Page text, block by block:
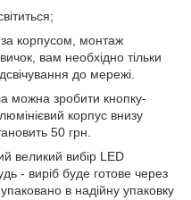
корпусом, монтаж
вам необхідно тільки
до мережі.
можна зробити кнопку-
корпус внизу
50 грн.
великий вибір LED
- виріб буде готове через
в надійну упаковку